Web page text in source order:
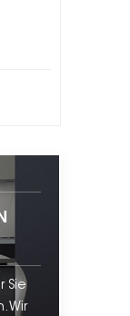
Sie
Wir